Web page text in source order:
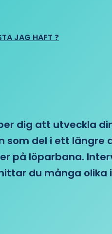
JAG HAFT ?
dig att utveckla
del i ett längre
på löparbana.
du många olika